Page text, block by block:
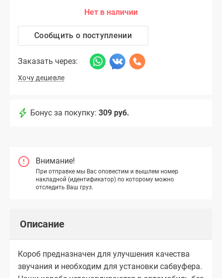
Нет в наличии
Сообщить о поступлении
Заказать через:
Хочу дешевле
Бонус за покупку: 309 руб.
Внимание!
При отправке мы Вас оповестим и вышлем номер
накладной (идентификатор) по которому можно
отследить Ваш груз.
Описание
Короб предназначен для улучшения качества
звучания и необходим для установки сабвуфера.